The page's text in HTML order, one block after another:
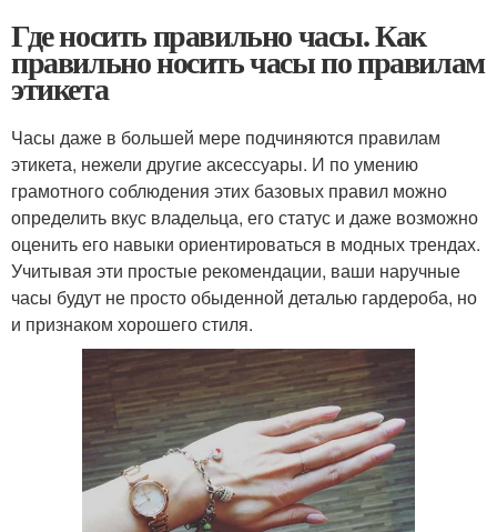
Где носить правильно часы. Как
правильно носить часы по правилам
этикета
Часы даже в большей мере подчиняются правилам
этикета, нежели другие аксессуары. И по умению
грамотного соблюдения этих базовых правил можно
определить вкус владельца, его статус и даже возможно
оценить его навыки ориентироваться в модных трендах.
Учитывая эти простые рекомендации, ваши наручные
часы будут не просто обыденной деталью гардероба, но
и признаком хорошего стиля.